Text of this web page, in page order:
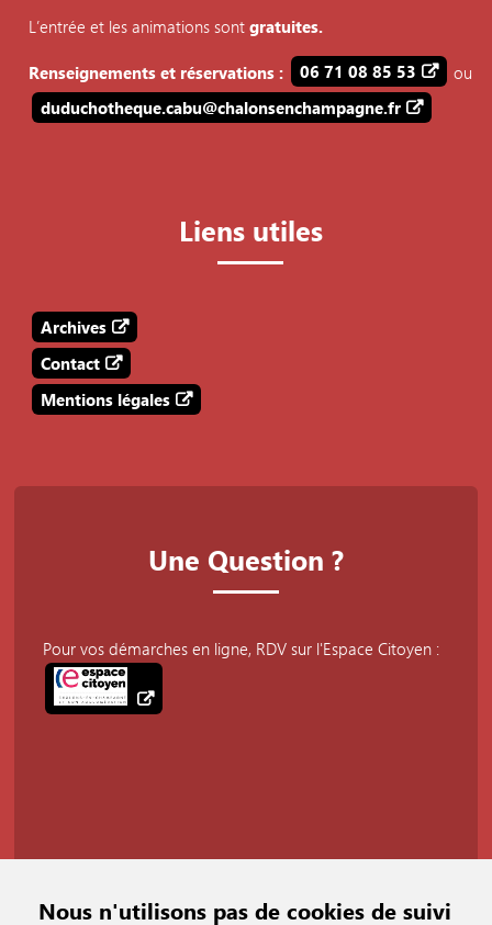
Nous n'utilisons pas de cookies de suivi
L’entrée et les animations sontgratuites.
Renseignements et réservations : 06 71 08 85 53
ou
duduchotheque.cabu@chalonsenchampagne.fr
Liens utiles
Archives
Contact
Mentions légales
Une Question ?
Pour vos démarches en ligne, RDV sur l'Espace Citoyen :